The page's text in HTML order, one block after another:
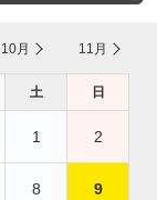
10月 11月
土 日
1 2
8 9